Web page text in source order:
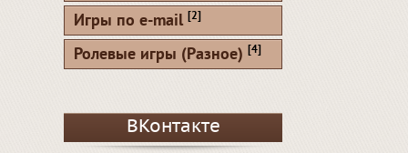
Игры по e-mail [2]
Ролевые игры (Разное) [4]
ВКонтакте